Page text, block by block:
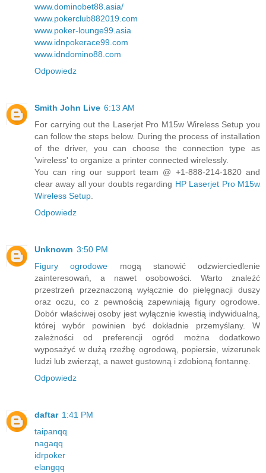
www.dominobet88.asia/
www.pokerclub882019.com
www.poker-lounge99.asia
www.idnpokerace99.com
www.idndomino88.com
Odpowiedz
Smith John Live 6:13 AM
For carrying out the Laserjet Pro M15w Wireless Setup you
can follow the steps below. During the process of installation
of the driver, you can choose the connection type as
'wireless' to organize a printer connected wirelessly.
You can ring our support team @ +1-888-214-1820 and
clear away all your doubts regarding HP Laserjet Pro M15w
Wireless Setup
Odpowiedz
Unknown 3:50 PM
Figury ogrodowe mogą stanowić odzwierciedlenie
zainteresowań, a nawet osobowości. Warto znaleźć
przestrzeń przeznaczoną wyłącznie do pielęgnacji duszy
oraz oczu, co z pewnością zapewniają figury ogrodowe.
Dobór właściwej osoby jest wyłącznie kwestią indywidualną,
której wybór powinien być dokładnie przemyślany. W
zależności od preferencji ogród można dodatkowo
wyposażyć w dużą rzeźbę ogrodową, popiersie, wizerunek
ludzi lub zwierząt, a nawet gustowną i zdobioną fontannę.
Odpowiedz
daftar 1:41 PM
taipanqq
nagaqq
idrpoker
elangqq